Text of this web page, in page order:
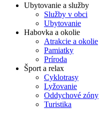
Ubytovanie a služby
Služby v obci
Ubytovanie
Habovka a okolie
Atrakcie a okolie
Pamiatky
Príroda
Šport a relax
Cyklotrasy
Lyžovanie
Oddychové zóny
Turistika